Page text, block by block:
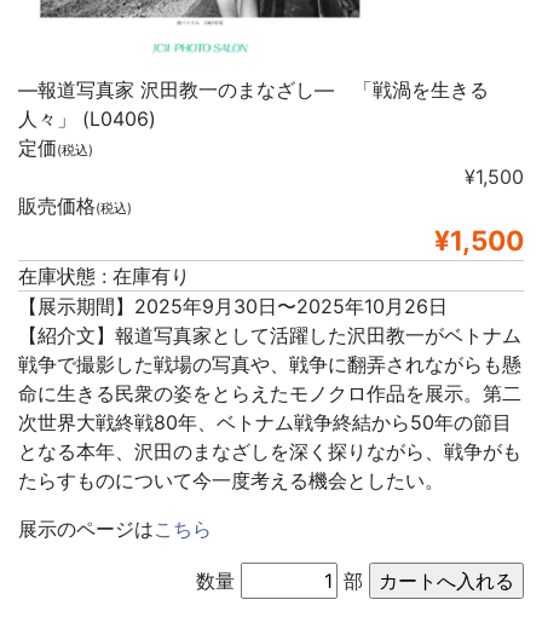
―報道写真家 沢田教一のまなざし― 「戦渦を生きる
人々」 (L0406)
定価(税込)
¥1,500
販売価格(税込)
¥1,500
在庫状態 : 在庫有り
【展示期間】2025年9月30日〜2025年10月26日
【紹介文】報道写真家として活躍した沢田教一がベトナム
戦争で撮影した戦場の写真や、戦争に翻弄されながらも懸
命に生きる民衆の姿をとらえたモノクロ作品を展示。第二
次世界大戦終戦80年、ベトナム戦争終結から50年の節目
となる本年、沢田のまなざしを深く探りながら、戦争がも
たらすものについて今一度考える機会としたい。
展示のページはこちら
数量 部